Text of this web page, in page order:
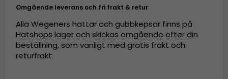
Omgående leverans och fri frakt & retur
Alla Wegeners hattar och gubbkepsar finns på
Hatshops lager och skickas omgående efter din
beställning, som vanligt med gratis frakt och
returfrakt.